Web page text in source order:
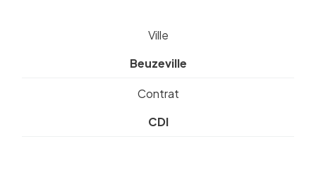
Ville
Beuzeville
Contrat
CDI